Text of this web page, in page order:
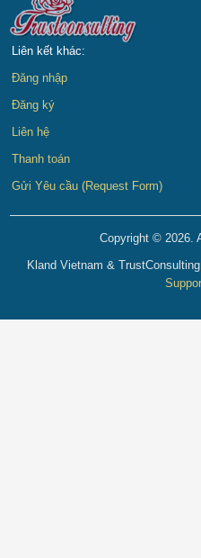
Liên kết khác:
Đăng nhập
Đăng ký
Liên hệ
Thanh toán
Gửi Yêu cầu (Request Form)
Copyright © 2026.
Kland Vietnam &